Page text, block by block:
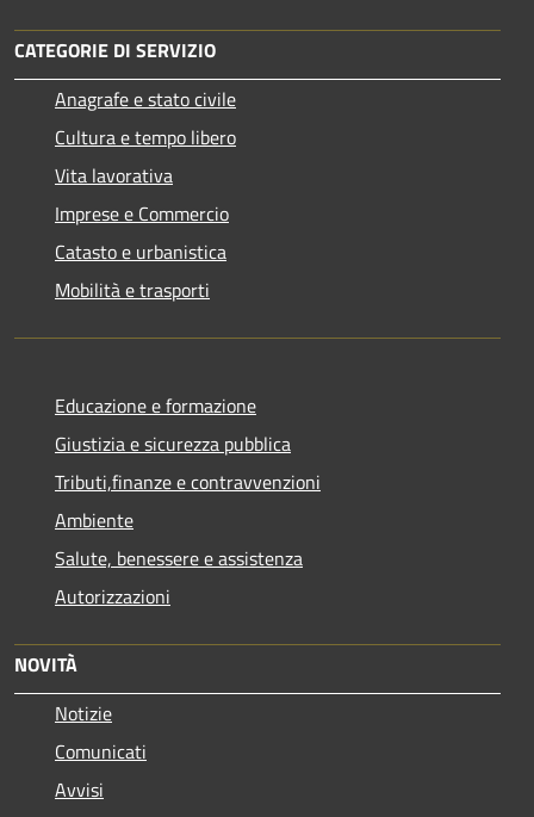
CATEGORIE DI SERVIZIO
Anagrafe e stato civile
Cultura e tempo libero
Vita lavorativa
Imprese e Commercio
Catasto e urbanistica
Mobilità e trasporti
Educazione e formazione
Giustizia e sicurezza pubblica
Tributi,finanze e contravvenzioni
Ambiente
Salute, benessere e assistenza
Autorizzazioni
NOVITÀ
Notizie
Comunicati
Avvisi